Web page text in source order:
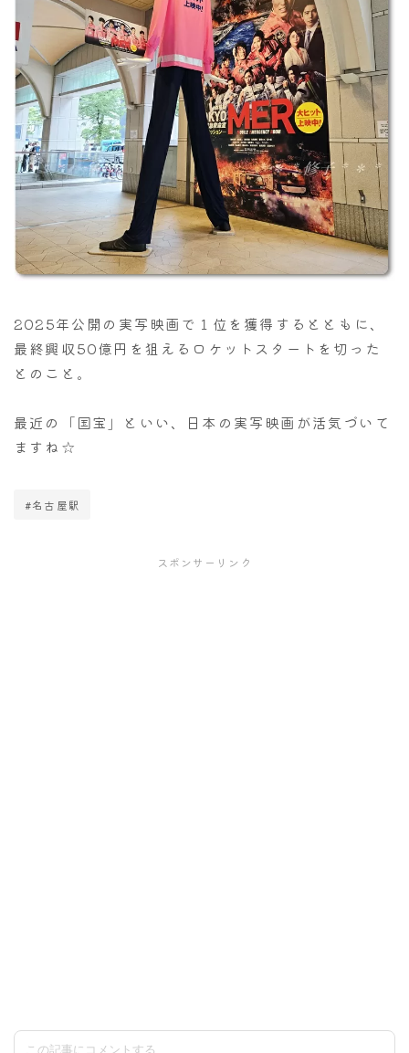
2025年公開の実写映画で１位を獲得するとともに、
最終興収50億円を狙えるロケットスタートを切った
とのこと。
最近の「国宝」といい、日本の実写映画が活気づいて
ますね☆
#名古屋駅
スポンサーリンク